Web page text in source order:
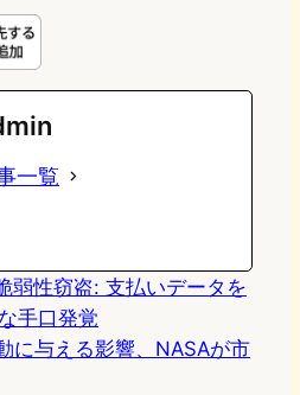
u
e
s
k
e
k
e
一覧
弱性窃盗: 支払いデータを
手口発覚
に与える影響、NASAが市